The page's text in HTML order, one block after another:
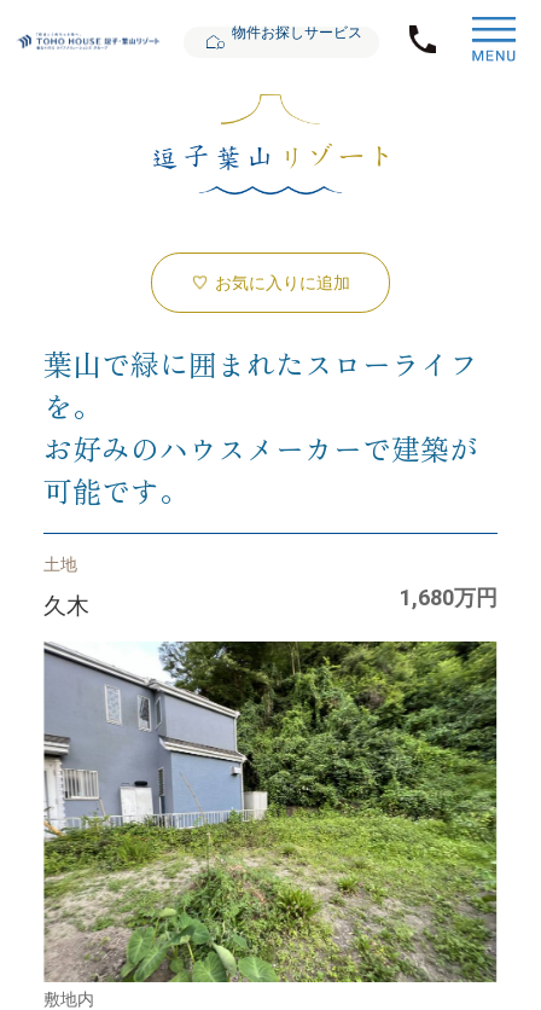
物件お探しサービス
お気に入りに追加
葉山で緑に囲まれたスローライフ
を。
お好みのハウスメーカーで建築が
可能です。
土地
久木 1,680万円
敷地内